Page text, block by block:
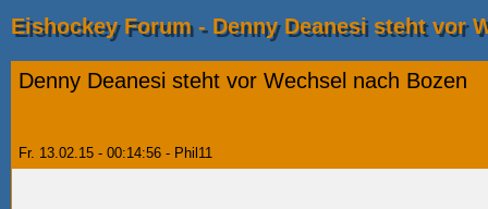
Eishockey Forum - Denny Deanesi steht vor
Denny Deanesi steht vor Wechsel nach Bozen
Fr. 13.02.15 - 00:14:56 - Phil11